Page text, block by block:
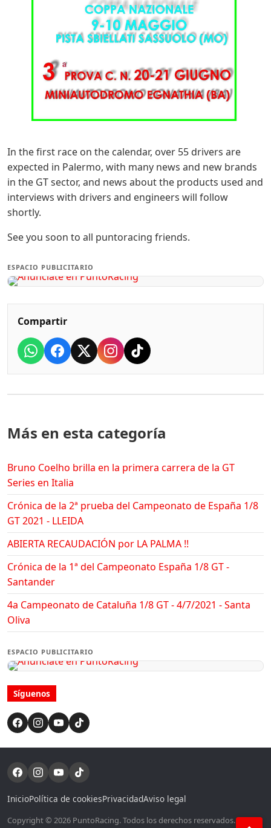
In the first race on the calendar, over 55 drivers are
expected in Palermo, with many news and new brands
in the GT sector, and news about the products used and
interviews with drivers and engineers will follow
shortly.
See you soon to all puntoracing friends.
ESPACIO PUBLICITARIO
Compartir
Más en esta categoría
Bruno Coelho brilla en la primera carrera de la GT
Series en Italia
Crónica de la 2ª prueba del Campeonato de España 1/8
GT 2021 - LLEIDA
ABIERTA RECAUDACIÓN por LA PALMA !!
Crónica de la 1ª del Campeonato España 1/8 GT -
Santander
4a Campeonato de Cataluña 1/8 GT - 4/7/2021 - Santa
Oliva
ESPACIO PUBLICITARIO
Síguenos
InicioPolítica de cookiesPrivacidadAviso legal
Copyright © 2026 PuntoRacing. Todos los derechos reservados. Si